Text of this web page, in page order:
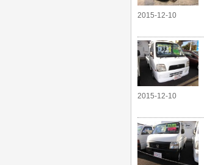
2015-12-10
2015-12-10